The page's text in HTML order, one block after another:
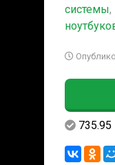
системы,
735.95